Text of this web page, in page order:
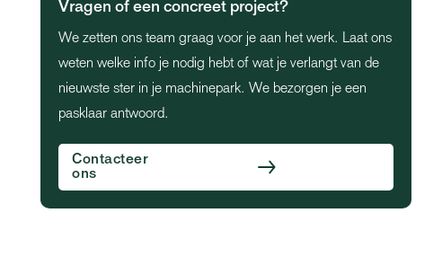
Vragen of een concreet project?
We zetten ons team graag voor je aan het werk. Laat ons
weten welke info je nodig hebt of wat je verlangt van de
nieuwste ster in je machinepark. We bezorgen je een
pasklaar antwoord.
Contacteer
ons